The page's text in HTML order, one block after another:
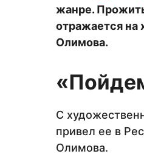
д
жанре.
отражается на
Олимова.
С
привел ее в
Олимова.